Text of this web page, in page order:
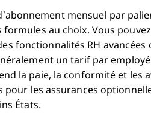
mensuel par
formules au choix. Vous
fonctionnalités RH
un tarif par
la paie, la conformité et les
les assurances
États.